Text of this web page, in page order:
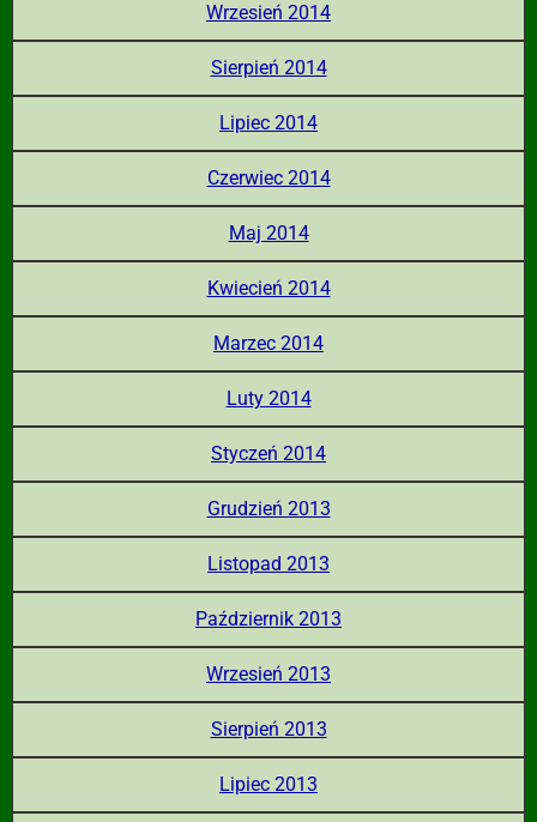
Wrzesień 2014
Sierpień 2014
Lipiec 2014
Czerwiec 2014
Maj 2014
Kwiecień 2014
Marzec 2014
Luty 2014
Styczeń 2014
Grudzień 2013
Listopad 2013
Październik 2013
Wrzesień 2013
Sierpień 2013
Lipiec 2013